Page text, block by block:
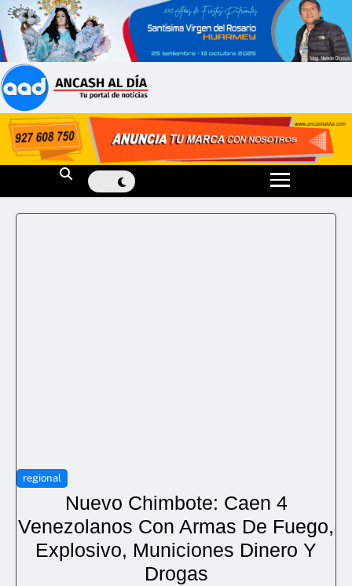
regional
Nuevo Chimbote: Caen 4
Venezolanos Con Armas De Fuego,
Explosivo, Municiones Dinero Y
Drogas